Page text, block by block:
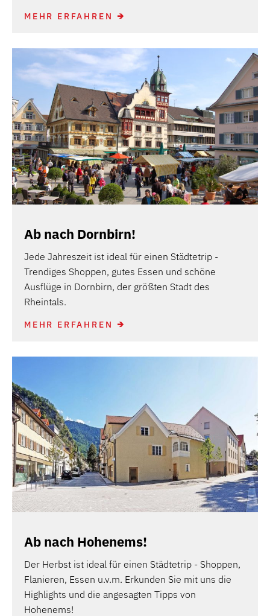
MEHR ERFAHREN
Ab nach Dornbirn!
Jede Jahreszeit ist ideal für einen Städtetrip -
Trendiges Shoppen, gutes Essen und schöne
Ausflüge in Dornbirn, der größten Stadt des
Rheintals.
MEHR ERFAHREN
Ab nach Hohenems!
Der Herbst ist ideal für einen Städtetrip - Shoppen,
Flanieren, Essen u.v.m. Erkunden Sie mit uns die
Highlights und die angesagten Tipps von
Hohenems!